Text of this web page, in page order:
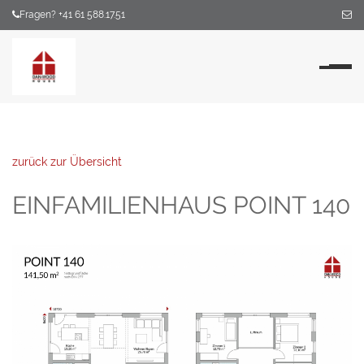
Fragen? +41 61 588.17.51
zurück zur Übersicht
EINFAMILIENHAUS POINT 140